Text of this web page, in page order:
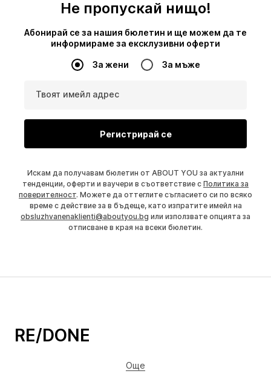
Не пропускай нищо!
Абонирай се за нашия бюлетин и ще можем да те
информираме за ексклузивни оферти
За жени За мъже
Твоят имейл адрес
Регистрирай се
Искам да получавам бюлетин от ABOUT YOU за актуални
тенденции, оферти и ваучери в съответствие с Политика за
поверителност. Можете да оттеглите съгласието си по всяко
време с действие за в бъдеще, като изпратите имейл на
obsluzhvanenaklienti@aboutyou.bg или използвате опцията за
отписване в края на всеки бюлетин.
RE/DONE
Още